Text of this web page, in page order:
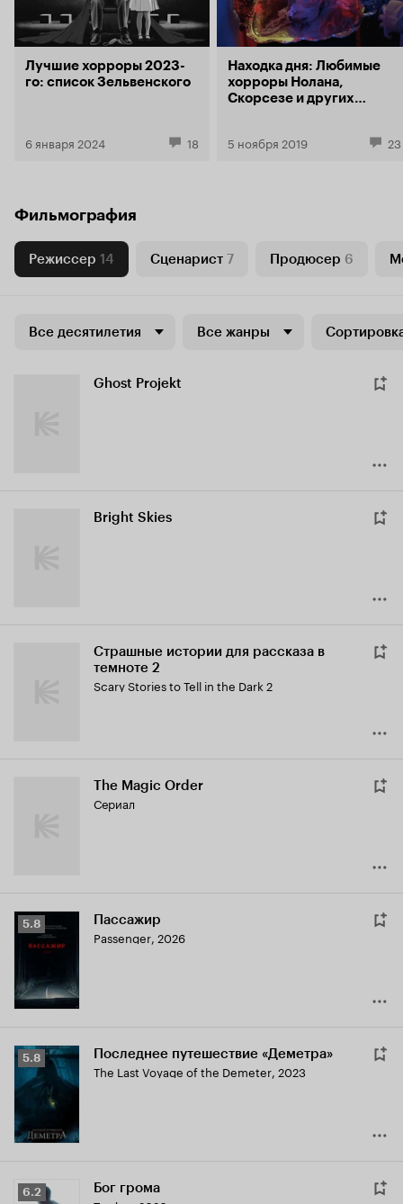
Лучшие хорроры 2023-
го: список Зельвенского
6 января 2024 18
Находка дня: Любимые
хорроры Нолана,
Скорсезе и других
5 ноября 2019 23
Фильмография
Режиссер 14 Сценарист 7 Продюсер 6
Все десятилетия Все жанры
Ghost Projekt
Bright Skies
Страшные истории для рассказа в
темноте 2
Scary Stories to Tell in the Dark 2
The Magic Order
Сериал
Рейтинг
Кинопоиска
5.8 Пассажир
Passenger, 2026
Рейтинг
Кинопоиска
5.8 Последнее путешествие «Деметра»
The Last Voyage of the Demeter, 2023
Рейтинг
6.2 Бог грома